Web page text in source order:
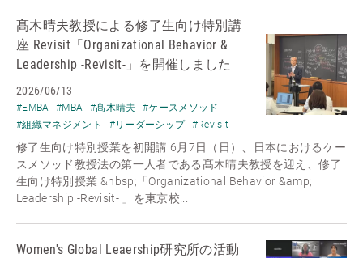
髙木晴夫教授による修了生向け特別講
座 Revisit「Organizational Behavior &
Leadership -Revisit-」を開催しました
2026/06/13
#EMBA #MBA #髙木晴夫
#ケースメソッド
#組織マネジメント
#リーダーシップ #Revisit
修了生向け特別授業を初開講 6月7日（日）、日本におけるケー
スメソッド教授法の第一人者である髙木晴夫教授を迎え、修了
生向け特別授業 &nbsp;「Organizational Behavior &amp;
Leadership -Revisit- 」を東京校...
Women's Global Leaership研究所の活動